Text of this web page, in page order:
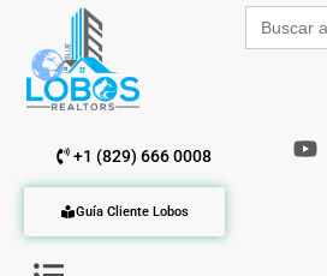
Buscar:
+1 (829) 666 0008
Guía Cliente Lobos